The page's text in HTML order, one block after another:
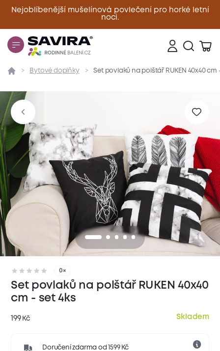
Nejoblíbenější mušelínová povlečení pro horké letní
noci.
Zavřít
Přehled Parametry Popis produktu Materiál
Bytové doplňky Set povlaků na polštář RUKEN 40x40 cm
0×
Set povlaků na polštář RUKEN 40x40
cm - set 4ks
199 Kč Skladem
Doručení zdarma od 1599 Kč